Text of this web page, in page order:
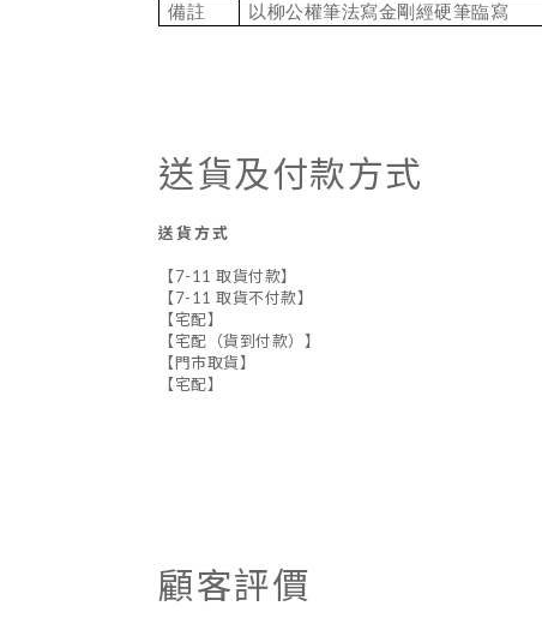
備註
以柳公權筆法寫金剛經硬筆臨寫
送貨及付款方式
送貨方式
【7-11 取貨付款】
【7-11 取貨不付款】
【宅配】
【宅配（貨到付款）】
【門市取貨】
【宅配】
顧客評價